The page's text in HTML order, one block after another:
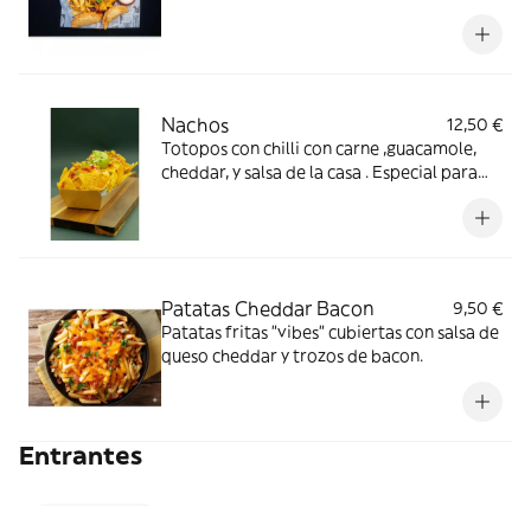
Nachos
12,50 €
Totopos con chilli con carne ,guacamole,
cheddar, y salsa de la casa . Especial para
Patatas Cheddar Bacon
9,50 €
Patatas fritas "vibes" cubiertas con salsa de
queso cheddar y trozos de bacon.
Entrantes